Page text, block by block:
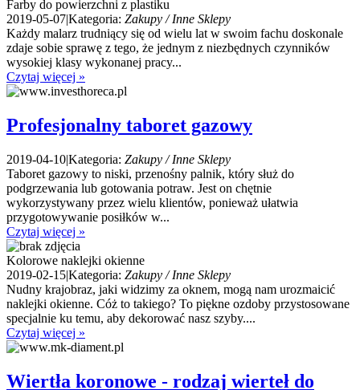
Farby do powierzchni z plastiku
2019-05-07|Kategoria: Zakupy / Inne Sklepy
Każdy malarz trudniący się od wielu lat w swoim fachu doskonale
zdaje sobie sprawę z tego, że jednym z niezbędnych czynników
wysokiej klasy wykonanej pracy...
Czytaj więcej »
Profesjonalny taboret gazowy
2019-04-10|Kategoria: Zakupy / Inne Sklepy
Taboret gazowy to niski, przenośny palnik, który służ do
podgrzewania lub gotowania potraw. Jest on chętnie
wykorzystywany przez wielu klientów, ponieważ ułatwia
przygotowywanie posiłków w...
Czytaj więcej »
Kolorowe naklejki okienne
2019-02-15|Kategoria: Zakupy / Inne Sklepy
Nudny krajobraz, jaki widzimy za oknem, mogą nam urozmaicić
naklejki okienne. Cóż to takiego? To piękne ozdoby przystosowane
specjalnie ku temu, aby dekorować nasz szyby....
Czytaj więcej »
Wiertła koronowe - rodzaj wierteł do